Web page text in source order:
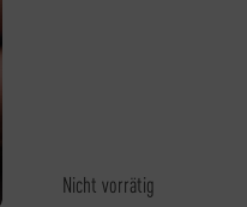
Nicht vorrätig